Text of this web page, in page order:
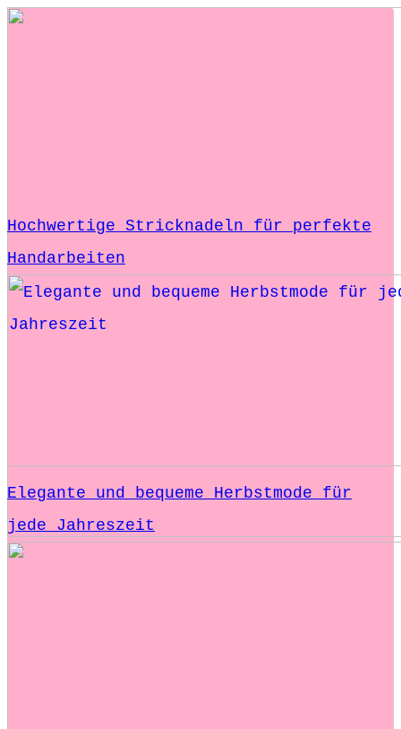
Hochwertige Stricknadeln für perfekte
Handarbeiten
Elegante und bequeme Herbstmode für
jede Jahreszeit